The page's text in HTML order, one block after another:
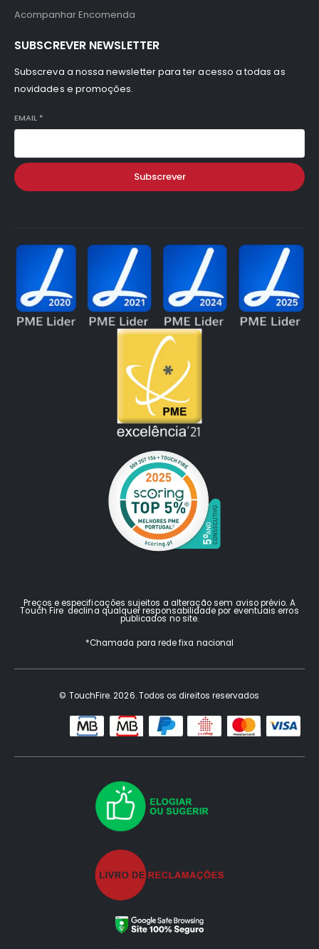
Acompanhar Encomenda
SUBSCREVER NEWSLETTER
Subscreva a nossa newsletter para ter acesso a todas as
novidades e promoções.
EMAIL *
Subscrever
Preços e especificações sujeitos a alteração sem aviso prévio. A
Touch Fire declina qualquer responsabilidade por eventuais erros
publicados no site.
*Chamada para rede fixa nacional
© TouchFire. 2026. Todos os direitos reservados